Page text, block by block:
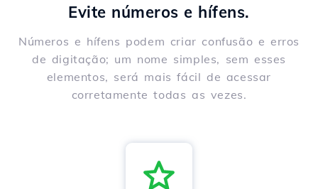
Evite números e hífens.
Números e hífens podem criar confusão e erros
de digitação; um nome simples, sem esses
elementos, será mais fácil de acessar
corretamente todas as vezes.